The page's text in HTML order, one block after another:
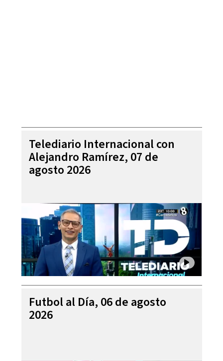
Telediario Internacional con
Alejandro Ramírez, 07 de
agosto 2026
Futbol al Día, 06 de agosto
2026